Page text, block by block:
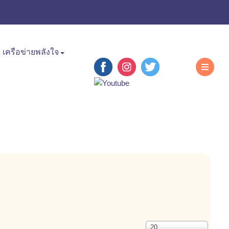
เครือข่ายพลังใจ
แสดง
20